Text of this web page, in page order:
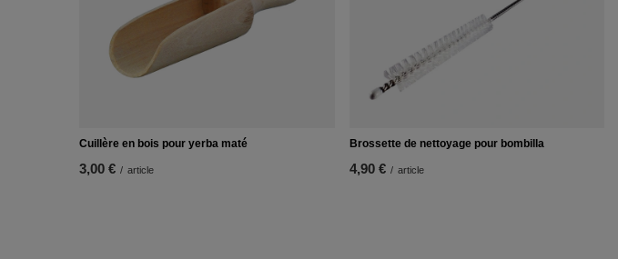
Cuillère en bois pour yerba maté
3,00 € / article
Brossette de nettoyage pour bombilla
4,90 € / article